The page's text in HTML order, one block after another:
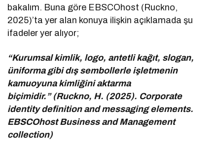
bakalım. Buna göre EBSCOhost (Ruckno,
2025)’ta yer alan konuya ilişkin açıklamada şu
ifadeler yer alıyor;
“Kurumsal kimlik, logo, antetli kağıt, slogan,
üniforma gibi dış sembollerle işletmenin
kamuoyuna kimliğini aktarma
biçimidir.” (Ruckno, H. (2025). Corporate
identity definition and messaging elements.
EBSCOhost Business and Management
collection)